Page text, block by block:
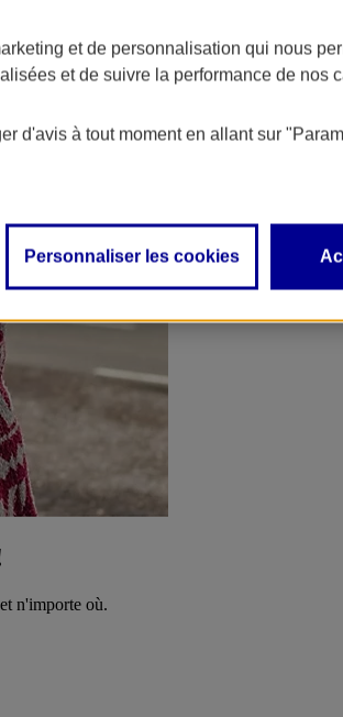
n'importe où.
et de personnalisation qui nous
et de suivre la performance de nos
d'avis à tout moment en allant sur
Personnaliser les cookies